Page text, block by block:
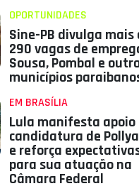
OPORTUNIDADES
Sine-PB divulga mais
290 vagas de
Sousa, Pombal e
municípios
EM BRASÍLIA
Lula manifesta apoio
candidatura de
e reforça
para sua atuação na
Câmara Federal